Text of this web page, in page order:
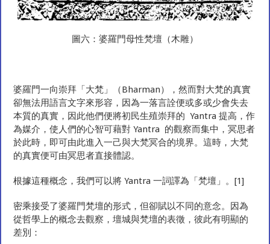
圖六：婆羅門母性梵壇（木雕）
婆羅門一向崇拜「大梵」（Bharman），然而對大梵的真實
卻無法用語言文字來形容，因為一落言詮便或多或少會失去
本質的真實，因此他們便將初民生殖崇拜的 Yantra 提高，作
為媒介，使人們的心智可藉對 Yantra 的觀察而集中，冥思者
於此時，即可由此進入一己與大梵冥合的境界。這時，大梵
的真實便可由冥思者直接體認。
根據這種概念，我們可以將 Yantra 一詞譯為「梵壇」。[1]
密乘接受了婆羅門梵壇的形式，但卻賦以不同的意念。因為
從哲學上的概念去觀察，壇城與梵壇的表徵，彼此有明顯的
差別：